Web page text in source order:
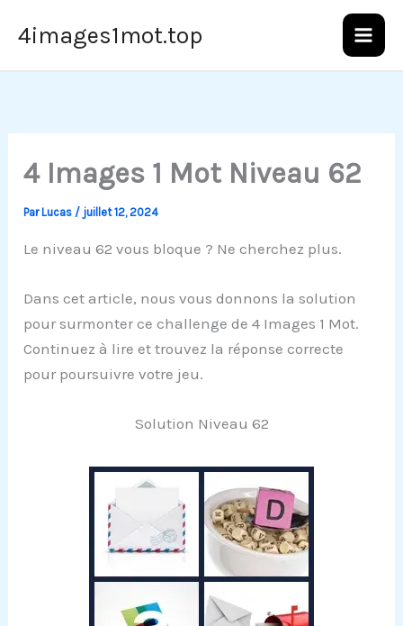
4images1mot.top
4 Images 1 Mot Niveau 62
ParLucas / juillet 12, 2024
Le niveau 62 vous bloque ? Ne cherchez plus.
Dans cet article, nous vous donnons la solution
pour surmonter ce challenge de 4 Images 1 Mot.
Continuez à lire et trouvez la réponse correcte
pour poursuivre votre jeu.
Solution Niveau 62